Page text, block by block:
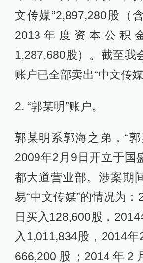
文传媒”2,897,280股（
2013年度资本公积
1,287,680股）。截至我
账户已全部卖出“中文传媒
2. “郭某明”账户。
郭某明系郭海之弟，“
2009年2月9日开立于国
都大道营业部。涉案期
易“中文传媒”的情况为
日买入128,600股，
入1,011,834股，2014年
666,200股；2014年2